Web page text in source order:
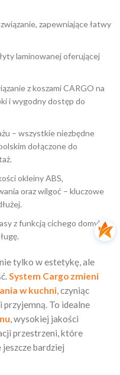
zapewniające łatwy
laminowanej oferującej
z koszami CARGO na
i wygodny dostęp do
– wszystkie niezbędne
dołączone do
okleiny ABS,
oraz wilgoć – kluczowe
z funkcją cichego domyku
tylko w estetykę, ale
System Cargo zmieni
w kuchni , czyniąc
przyjemną. To idealne
, wysokiej jakości
przestrzeni, które
bardziej